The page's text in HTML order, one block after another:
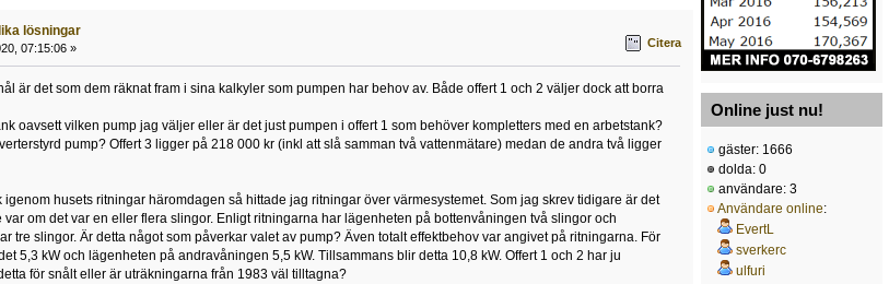
lösningar
07:15:06 » Citera
är det som dem räknat fram i sina kalkyler som pumpen har behov av. Både offert 1 och 2 väljer dock att borra
oavsett vilken pump jag väljer eller är det just pumpen i offert 1 som behöver kompletters med en arbetstank?
pump? Offert 3 ligger på 218 000 kr (inkl att slå samman två vattenmätare) medan de andra två ligger
igenom husets ritningar häromdagen så hittade jag ritningar över värmesystemet. Som jag skrev tidigare är det
var om det var en eller flera slingor. Enligt ritningarna har lägenheten på bottenvåningen två slingor och
tre slingor. Är detta något som påverkar valet av pump? Även totalt effektbehov var angivet på ritningarna. För
5,3 kW och lägenheten på andravåningen 5,5 kW. Tillsammans blir detta 10,8 kW. Offert 1 och 2 har ju
för snålt eller är uträkningarna från 1983 väl tilltagna?
Online just nu!
gäster: 1666
dolda: 0
användare: 3
Användare online:
EvertL
sverkerc
ulfuri